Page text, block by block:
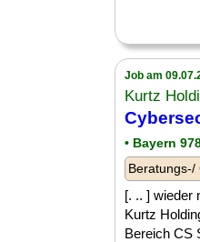
Job am
Kurtz
• Bayern
Beratungs-/
[. .. ] wieder
Kurtz
Bereich CS